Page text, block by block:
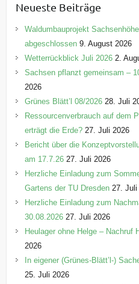
g
o
i
e
Neueste Beiträge
Waldumbauprojekt
abgeschlossen 9. August 2026
Wetterrückblick Juli 2026 2.
Sachsen pflanzt gemeinsam –
2026
Grünes Blätt’l 08/2026 28. Juli
Ressourcenverbrauch auf dem
erträgt die Erde? 27. Juli 2026
Bericht über die
am 17.7.26 27. Juli 2026
Herzliche Einladung zum
Gartens der TU Dresden 27. Juli
Herzliche Einladung zum
30.08.2026 27. Juli 2026
Heulager ohne Helge – Nachruf
2026
In eigener (Grünes-Blätt’l-)
25. Juli 2026